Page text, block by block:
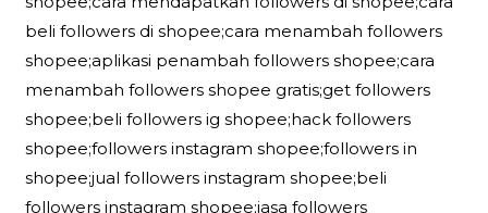
beli followers di shopee;cara menambah followers
shopee;aplikasi penambah followers shopee;cara
menambah followers shopee gratis;get followers
shopee;beli followers ig shopee;hack followers
shopee;followers instagram shopee;followers in
shopee;jual followers instagram shopee;beli
followers instagram shopee;jasa followers